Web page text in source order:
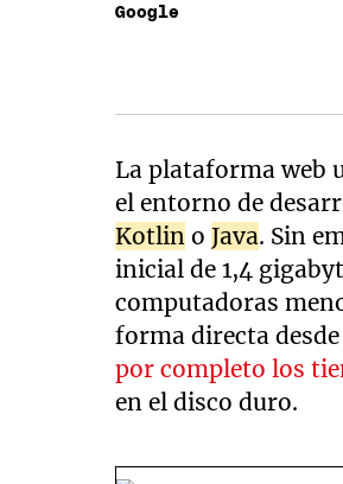
Google
La plataforma web
el entorno de
Kotlin o Java. Sin
inicial de 1,4
computadoras
forma directa
por completo los
en el disco duro.